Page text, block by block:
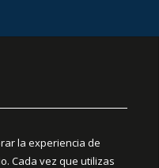
la experiencia de
Cada vez que utilizas
Guadalajara,